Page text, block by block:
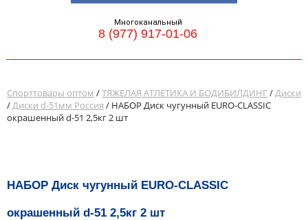
Многоканальный
8 (977) 917-01-06
Спорттовары оптом /ТЯЖЕЛАЯ АТЛЕТИКА И БОДИБИЛДИНГ/Диски
/Диски d-51мм Россия / НАБОР Диск чугунный EURO-CLASSIC
окрашенный d-51 2,5кг 2 шт
НАБОР Диск чугунный EURO-CLASSIC
окрашенный d-51 2,5кг 2 шт